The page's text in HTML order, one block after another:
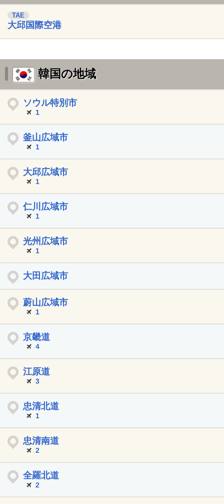
TAE
大邱国際空港
韓国の地域
ソウル特別市
1
釜山広域市
1
大邱広域市
1
仁川広域市
1
光州広域市
1
大田広域市
蔚山広域市
1
京畿道
4
江原道
3
忠清北道
1
忠清南道
2
全羅北道
2